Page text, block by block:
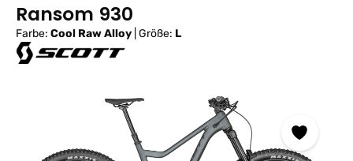
Ransom 930
Farbe: Cool Raw Alloy Größe: L
Bildergalerie überspringen